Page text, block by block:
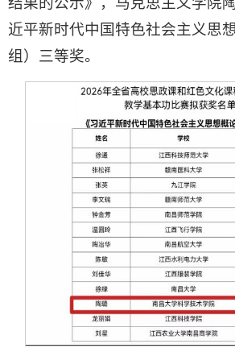
近平新时代中国特色社会主义思
组）三等奖。